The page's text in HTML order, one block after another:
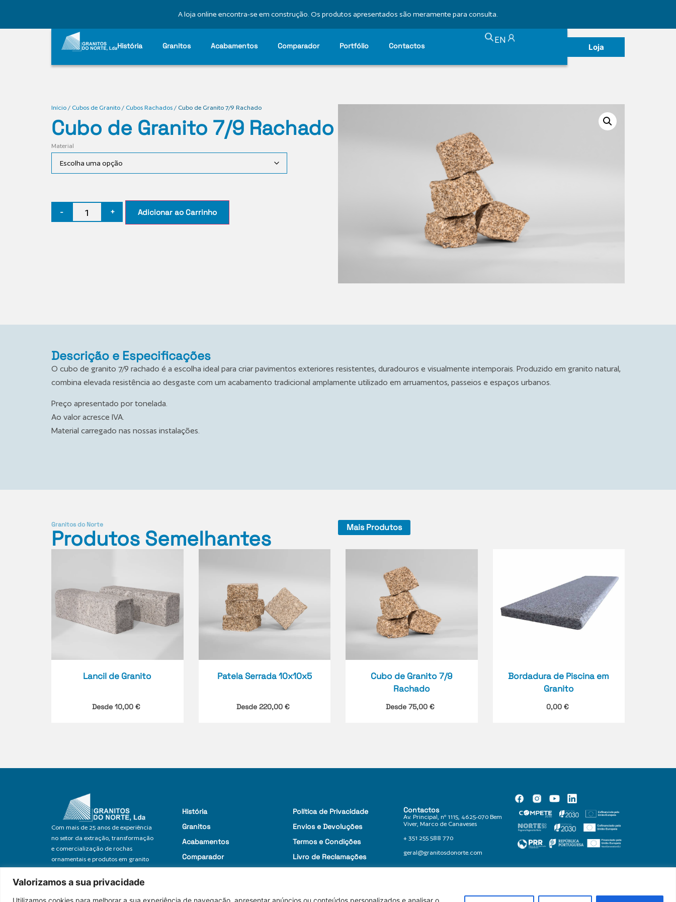
Valorizamos a sua privacidade
Utilizamos cookies para melhorar a sua experiência de navegação, apresentar anúncios ou conteúdos personalizados e analisar o
A loja online encontra-se em construção. Os produtos apresentados são meramente para consulta.
História Granitos Acabamentos Comparador Portfólio Contactos
EN
Loja
Início / Cubos de Granito / Cubos Rachados / Cubo de Granito 7/9 Rachado
Cubo de Granito 7/9 Rachado
Material
- + Adicionar ao Carrinho
Descrição e Especificações
O cubo de granito 7/9 rachado é a escolha ideal para criar pavimentos exteriores resistentes, duradouros e visualmente intemporais. Produzido em granito natural,
combina elevada resistência ao desgaste com um acabamento tradicional amplamente utilizado em arruamentos, passeios e espaços urbanos.
Preço apresentado por tonelada.
Ao valor acresce IVA.
Material carregado nas nossas instalações.
Granitos do Norte
Produtos Semelhantes Mais Produtos
Lancil de Granito
Desde 10,00 €
Patela Serrada 10x10x5
Desde220,00€
Cubo de Granito 7/9
Rachado
Desde75,00€
Bordadura de Piscina em
Granito
0,00 €
Com mais de 25 anos de experiência
no setor da extração, transformação
e comercialização de rochas
ornamentais e produtos em granito
História
Granitos
Acabamentos
Comparador
Política de Privacidade
Envios e Devoluções
Termos e Condições
Livro de Reclamações
Contactos
Av. Principal, nº 1115, 4625-070 Bem
Viver, Marco de Canaveses
+ 351 255 588 770
geral@granitosdonorte.com